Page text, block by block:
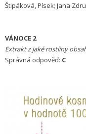
Štipáková, Písek; Jana
VÁNOCE 2
Extrakt z jaké rostliny
Správná odpověď: C